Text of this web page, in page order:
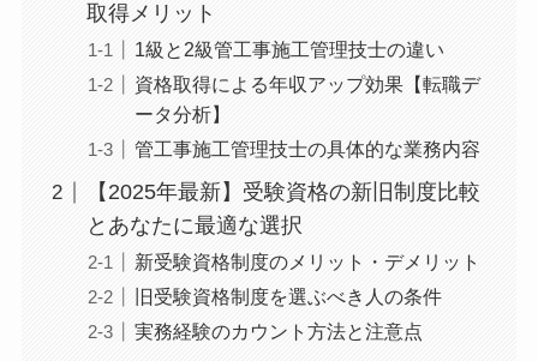
取得メリット
1級と2級管工事施工管理技士の違い
資格取得による年収アップ効果【転職デ
ータ分析】
管工事施工管理技士の具体的な業務内容
【2025年最新】受験資格の新旧制度比較
とあなたに最適な選択
新受験資格制度のメリット・デメリット
旧受験資格制度を選ぶべき人の条件
実務経験のカウント方法と注意点